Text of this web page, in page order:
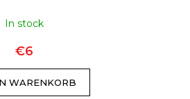
In stock
€6
WARENKORB